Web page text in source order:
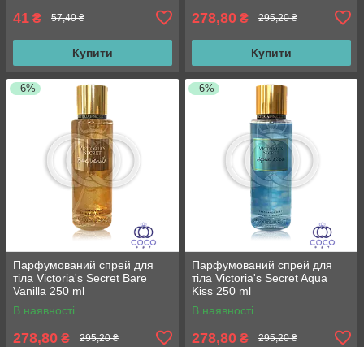
41 ₴ 57,40 ₴
Купити
278,80 ₴ 295,20 ₴
Купити
–6%
Парфумований спрей для
тіла Victoria's Secret Bare
Vanilla 250 ml
В наявності
278,80 ₴ 295,20 ₴
–6%
Парфумований спрей для
тіла Victoria's Secret Aqua
Kiss 250 ml
В наявності
278,80 ₴ 295,20 ₴